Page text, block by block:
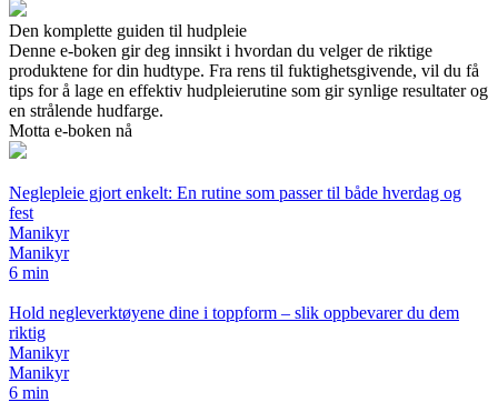
Den komplette guiden til hudpleie
Denne e-boken gir deg innsikt i hvordan du velger de riktige
produktene for din hudtype. Fra rens til fuktighetsgivende, vil du få
tips for å lage en effektiv hudpleierutine som gir synlige resultater og
en strålende hudfarge.
Motta e-boken nå
Neglepleie gjort enkelt: En rutine som passer til både hverdag og
fest
Manikyr
Manikyr
6 min
Hold negleverktøyene dine i toppform – slik oppbevarer du dem
riktig
Manikyr
Manikyr
6 min